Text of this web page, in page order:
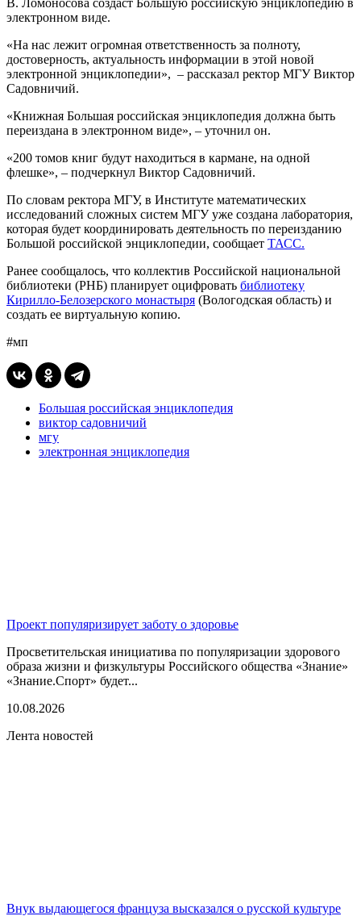
электронном виде.
«На нас лежит огромная ответственность за полноту,
достоверность, актуальность информации в этой новой
электронной энциклопедии», – рассказал ректор МГУ Виктор
Садовничий.
«Книжная Большая российская энциклопедия должна быть
переиздана в электронном виде», – уточнил он.
«200 томов книг будут находиться в кармане, на одной
флешке», – подчеркнул Виктор Садовничий.
По словам ректора МГУ, в Институте математических
исследований сложных систем МГУ уже создана лаборатория,
которая будет координировать деятельность по переизданию
Большой российской энциклопедии, сообщает ТАСС.
Ранее сообщалось, что коллектив Российской национальной
библиотеки (РНБ) планирует оцифровать библиотеку
Кирилло-Белозерского монастыря (Вологодская область) и
создать ее виртуальную копию.
#мп
Большая российская энциклопедия
виктор садовничий
мгу
электронная энциклопедия
Проект популяризирует заботу о здоровье
Просветительская инициатива по популяризации здорового
образа жизни и физкультуры Российского общества «Знание»
«Знание.Спорт» будет...
10.08.2026
Лента новостей
Внук выдающегося француза высказался о русской культуре